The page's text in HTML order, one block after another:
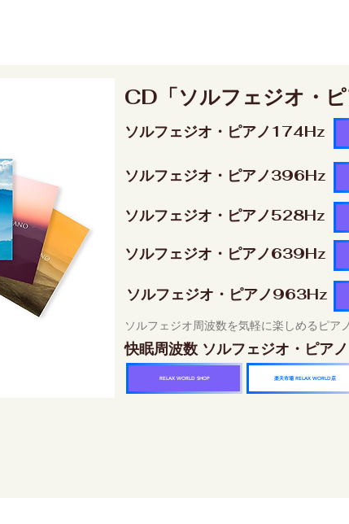
CD「ソルフェジオ・
ソルフェジオ・ピアノ174Hz
ソルフェジオ・ピアノ396Hz
ソルフェジオ・ピアノ528Hz
ソルフェジオ・ピアノ639Hz
ソルフェジオ・ピアノ963Hz
ソルフェジオ周波数を気軽に楽しめるピア
快眠周波数 ソルフェジオ・ピア
RELAX WORLD SHOP 楽天市場 RELAX WORLD店